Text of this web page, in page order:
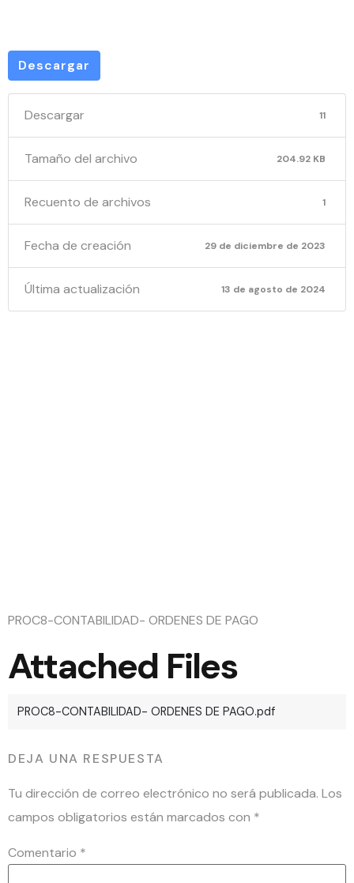
Descargar
Descargar 11
Tamaño del archivo 204.92 KB
Recuento de archivos 1
Fecha de creación 29 de diciembre de 2023
Última actualización 13 de agosto de 2024
PROC8-CONTABILIDAD- ORDENES DE PAGO
Attached Files
PROC8-CONTABILIDAD- ORDENES DE PAGO.pdf
DEJA UNA RESPUESTA
Tu dirección de correo electrónico no será publicada. Los
campos obligatorios están marcados con *
Comentario *